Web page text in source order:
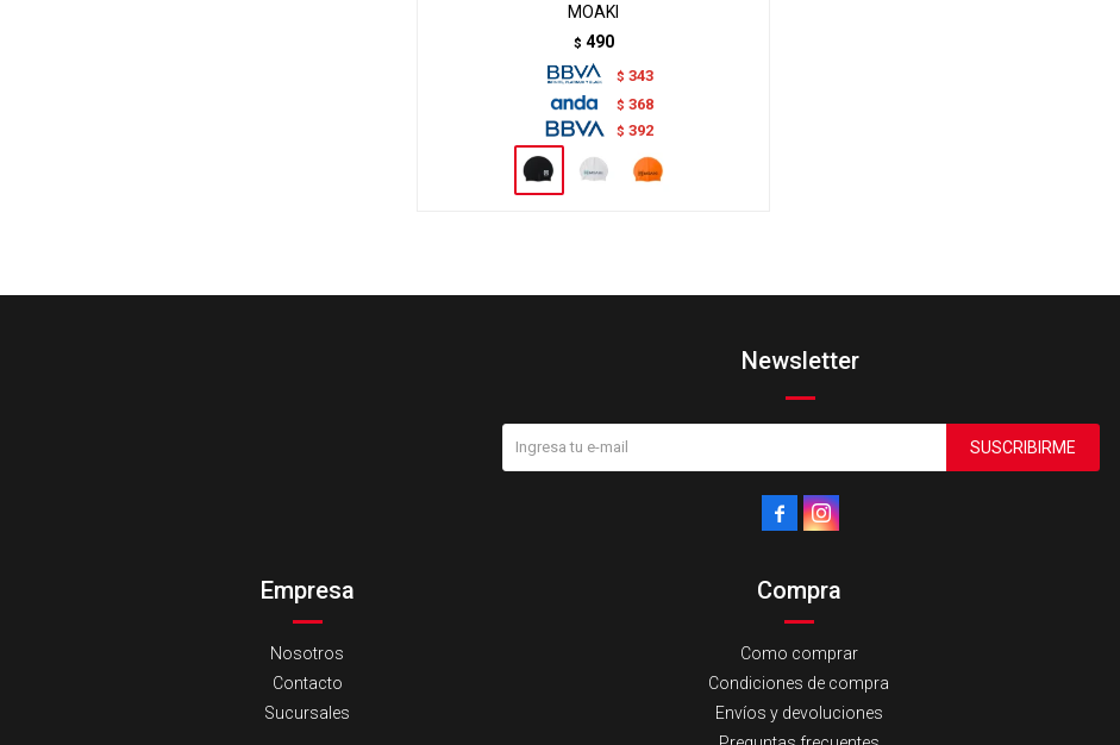
MOAKI
$ 490
$ 343
$ 368
$ 392
Empresa
Nosotros
Contacto
Sucursales
Compra
Como comprar
Condiciones de compra
Envíos y devoluciones
Newsletter
SUSCRIBIRME
 